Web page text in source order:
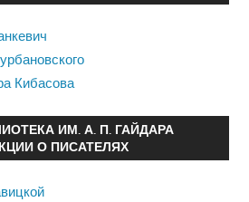
Кибасова
ИМ. А. П. ГАЙДАРА
О ПИСАТЕЛЯХ